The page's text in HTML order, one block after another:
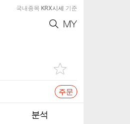
국내종목 KRX시세 기준
주문
분석